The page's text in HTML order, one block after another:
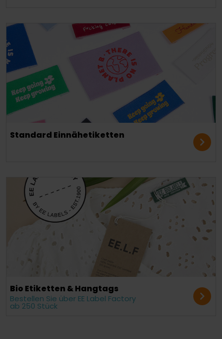
Standard Einnähetiketten
Bio Etiketten & Hangtags
Bestellen Sie über EE Label Factory
ab 250 Stück